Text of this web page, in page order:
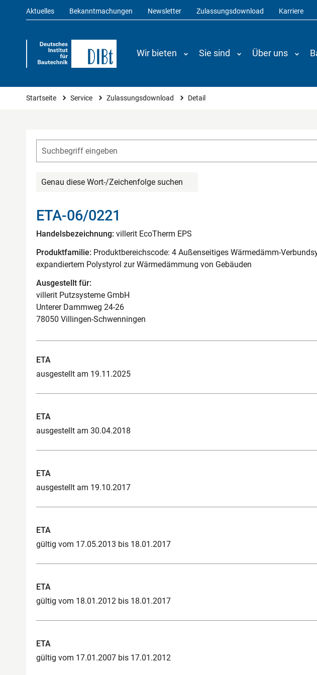
Aktuelles Bekanntmachungen Newsletter Zulassungsdownload Karriere
Wir bieten Sie sind Über uns
Sie sind hier
Startseite Service Zulassungsdownload Detail
Genau diese Wort-/Zeichenfolge suchen
ETA-06/0221
Handelsbezeichnung: villerit EcoTherm EPS
Produktfamilie: Produktbereichscode: 4 Außenseitiges Wärmedämm-
expandiertem Polystyrol zur Wärmedämmung von Gebäuden
Ausgestellt für:
villerit Putzsysteme GmbH
Unterer Dammweg 24-26
78050 Villingen-Schwenningen
ETA
ausgestellt am 19.11.2025
ETA
ausgestellt am 30.04.2018
ETA
ausgestellt am 19.10.2017
ETA
gültig vom 17.05.2013 bis 18.01.2017
ETA
gültig vom 18.01.2012 bis 18.01.2017
ETA
gültig vom 17.01.2007 bis 17.01.2012